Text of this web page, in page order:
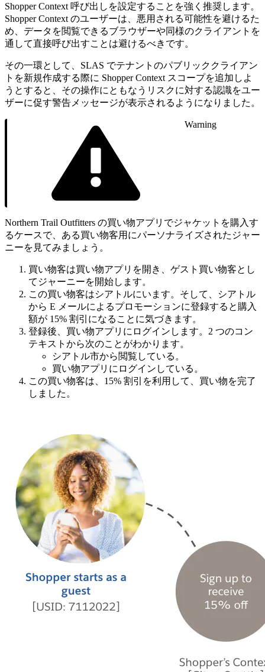
Shopper Context 呼び出しを設定することを強く推奨します。
Shopper Context のユーザーは、悪用される可能性を避けるた
め、データを閲覧できるブラウザーや同様のクライアントを
通して直接呼び出すことは避けるべきです。
その一環として、SLAS でテナントのパブリッククライアン
トを新規作成する際に Shopper Context スコープを追加しよ
うとすると、その操作にともなうリスクに対する認識をユー
ザーに促す警告メッセージが表示されるようになりました。
Warning
Northern Trail Outfitters の買い物アプリでジャケットを購入す
るケースで、ある買い物客用にパーソナライズされたジャー
ニーを見てみましょう。
買い物客は買い物アプリを開き、ゲスト買い物客とし
てジャーニーを開始します。
この買い物客はシアトルにいます。そして、シアトル
から E メールによるプロモーションに登録すると購入
額が 15% 割引になることに気づきます。
登録後、買い物アプリにログインします。2 つのコン
テキストから次のことがわかります。
シアトル市から閲覧している。
買い物アプリにログインしている。
この買い物客は、15% 割引を利用して、買い物を完了
しました。